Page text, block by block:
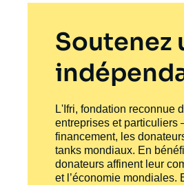
Soutenez
L'Ifri, fondation reconnue
entreprises et particuliers
financement, les
tanks mondiaux. En
donateurs affinent leur
et l’économie mondiales.